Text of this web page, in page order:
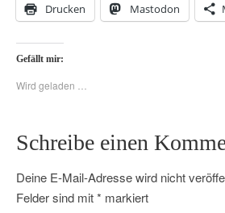
Drucken Mastodon
Gefällt mir:
Wird geladen …
Schreibe einen
Deine E-Mail-Adresse wird nicht
Felder sind mit* markiert